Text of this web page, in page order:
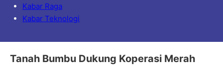
Kabar Raga
Kabar Teknologi
Tanah Bumbu Dukung Koperasi Merah